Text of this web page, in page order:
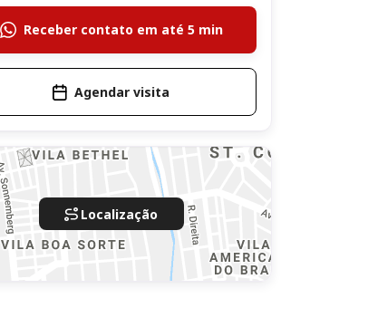
Receber contato em até 5 min
Agendar visita
Localização